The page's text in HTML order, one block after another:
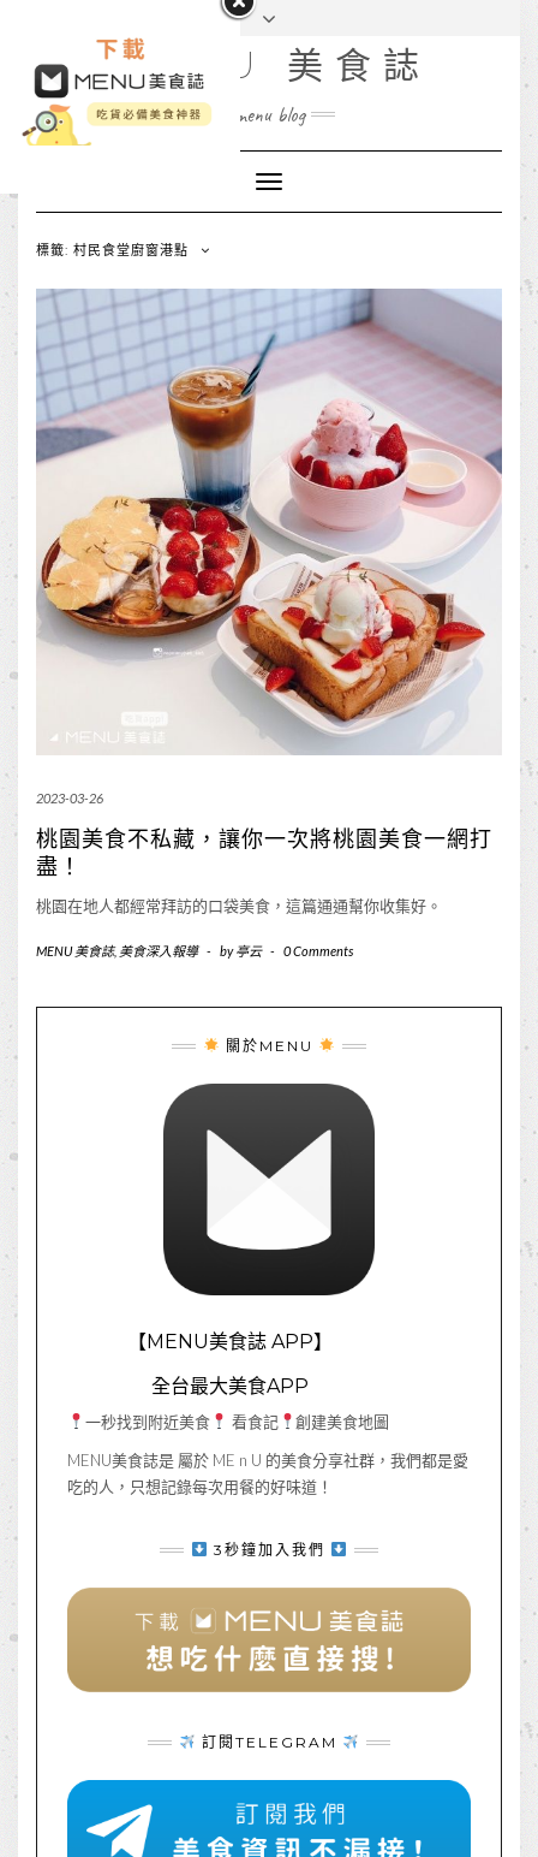
MENU 美食誌
menu blog
Toggle
Navigation
標籤: 村民食堂廚窗港點
2023-03-26
桃園美食不私藏，讓你一次將桃園美食一網打
盡！
桃園在地人都經常拜訪的口袋美食，這篇通通幫你收集好。
MENU 美食誌, 美食深入報導 - by亭云 - 0 Comments
關於MENU
【MENU美食誌 APP】
全台最大美食APP
一秒找到附近美食 看食記
創建美食地圖
MENU美食誌是 屬於 ME n U 的美食分享社群，我們都是愛
吃的人，只想記錄每次用餐的好味道！
3秒鐘加入我們
訂閱TELEGRAM